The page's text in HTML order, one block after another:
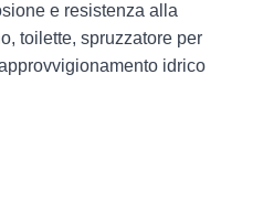
e resistenza alla
toilette, spruzzatore per
idrico